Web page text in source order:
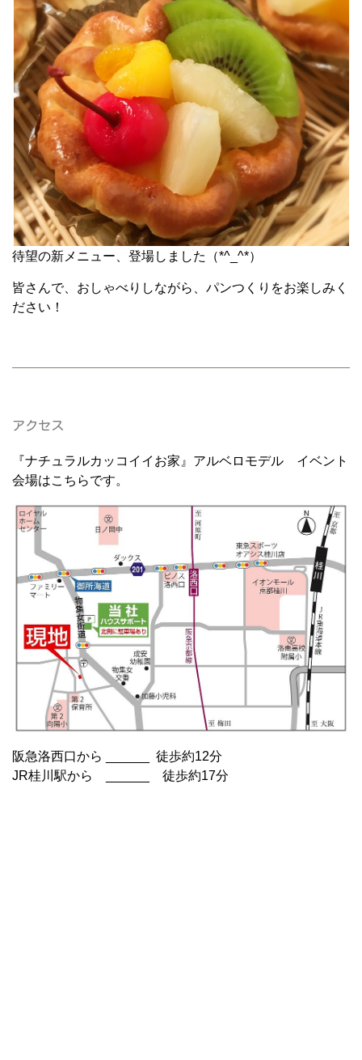
待望の新メニュー、登場しました（*^_^*）
皆さんで、おしゃべりしながら、パンつくりをお楽しみく
ださい！
アクセス
『ナチュラルカッコイイお家』アルベロモデル イベント
会場はこちらです。
阪急洛西口から ______ 徒歩約12分
JR桂川駅から ______ 徒歩約17分